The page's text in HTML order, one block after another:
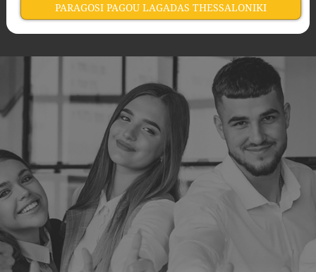
PARAGOSI PAGOU LAGADAS THESSALONIKI